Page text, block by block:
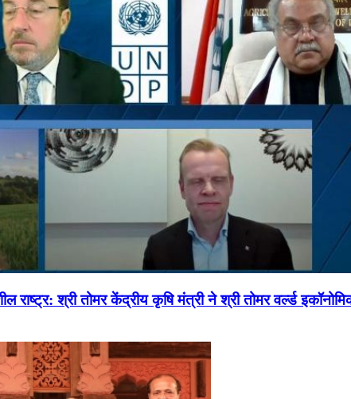
श्री तोमर केंद्रीय कृषि मंत्री ने श्री तोमर वर्ल्ड